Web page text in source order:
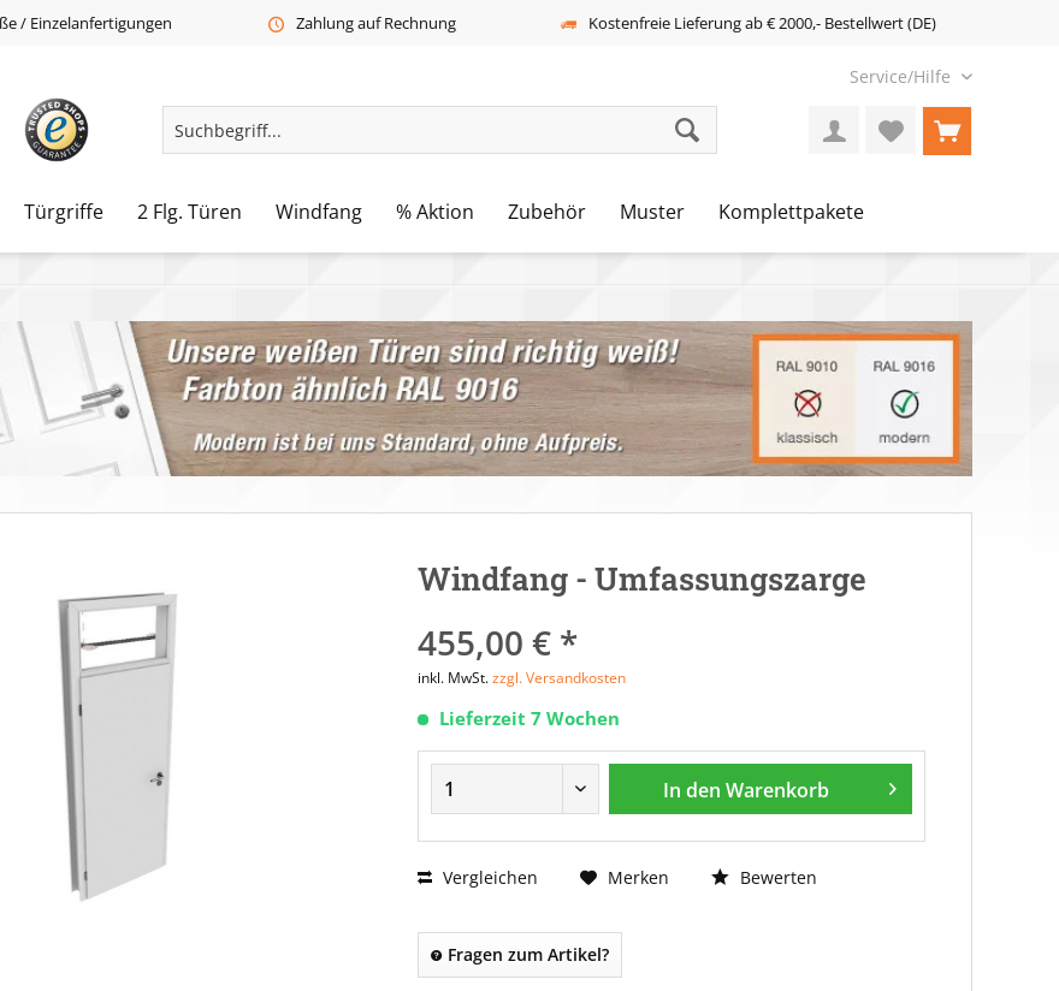
/ Einzelanfertigungen Zahlung auf Rechnung Kostenfreie Lieferung ab € 2000,- Bestellwert (DE)
Service/Hilfe
Türgriffe 2 Flg. Türen Windfang % Aktion Zubehör Muster Komplettpakete
Windfang - Umfassungszarge
455,00 € *
inkl. MwSt.zzgl. Versandkosten
Lieferzeit 7 Wochen
In den Warenkorb
Vergleichen Merken Bewerten
Fragen zum Artikel?